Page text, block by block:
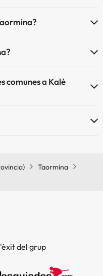
comunes a Kalè
Taormina
del grup